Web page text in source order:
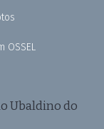
OSSEL
Ubaldino do